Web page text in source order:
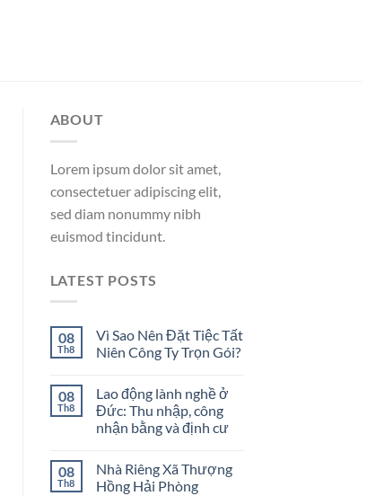
ABOUT
Lorem ipsum dolor sit amet,
consectetuer adipiscing elit,
sed diam nonummy nibh
euismod tincidunt.
LATEST POSTS
08
Th8
Vì Sao Nên Đặt Tiệc Tất
Niên Công Ty Trọn Gói?
08
Th8
Lao động lành nghề ở
Đức: Thu nhập, công
nhận bằng và định cư
08
Th8
Nhà Riêng Xã Thượng
Hồng Hải Phòng